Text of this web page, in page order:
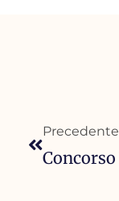
Precedente